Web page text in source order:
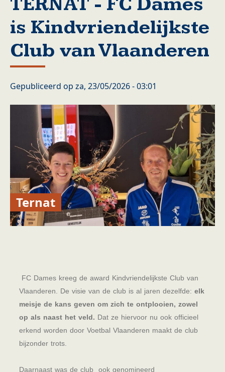
is Kindvriendelijkste
Club van Vlaanderen
Gepubliceerd op za, 23/05/2026 - 03:01
Ternat
FC Dames kreeg de award Kindvriendelijkste Club van
Vlaanderen. De visie van de club is al jaren dezelfde: elk
meisje de kans geven om zich te ontplooien, zowel
op als naast het veld. Dat ze hiervoor nu ook officieel
erkend worden door Voetbal Vlaanderen maakt de club
bijzonder trots.
Daarnaast was de club ook genomineerd